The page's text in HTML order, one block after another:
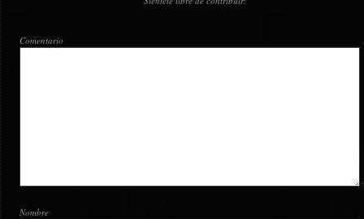
Comentario
Nombre